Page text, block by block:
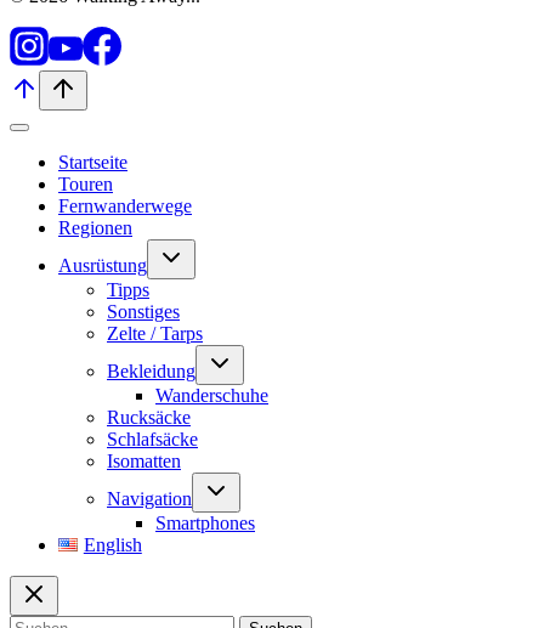
Startseite
Touren
Fernwanderwege
Regionen
Ausrüstung
Untermenü
Tipps
Sonstiges
Zelte / Tarps
Bekleidung
Untermenü
Wanderschuhe
Rucksäcke
Schlafsäcke
Isomatten
Navigation
Untermenü
Smartphones
English